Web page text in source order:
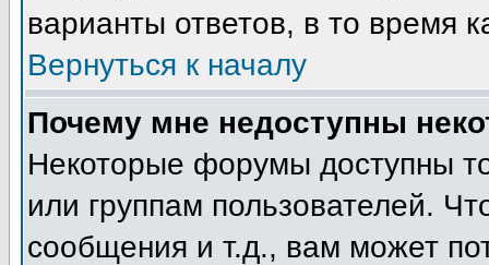
варианты ответов, в то время
Вернуться к началу
Почему мне недоступны
Некоторые форумы доступны
или группам пользователей.
сообщения и т.д., вам может